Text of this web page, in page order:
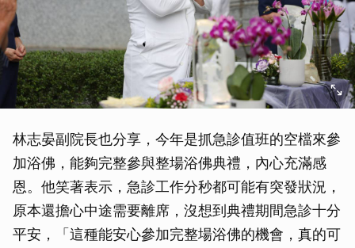
林志晏副院長也分享，今年是抓急診值班的空檔來參
加浴佛，能夠完整參與整場浴佛典禮，內心充滿感
恩。他笑著表示，急診工作分秒都可能有突發狀況，
原本還擔心中途需要離席，沒想到典禮期間急診十分
平安，「這種能安心參加完整場浴佛的機會，真的可